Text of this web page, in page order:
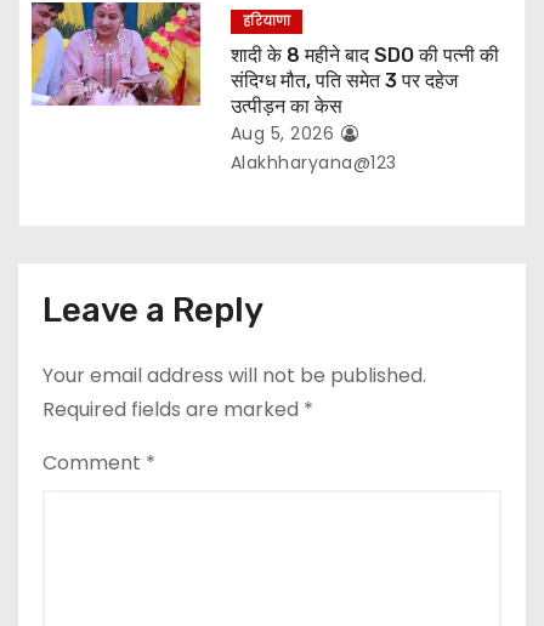
हरियाणा
शादी के 8 महीने बाद SDO की पत्नी की
संदिग्ध मौत, पति समेत 3 पर दहेज
उत्पीड़न का केस
Aug 5, 2026
Alakhharyana@123
Leave a Reply
Your email address will not be published.
Required fields are marked *
Comment *